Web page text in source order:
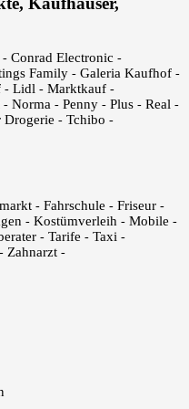
- Conrad Electronic -
Family - Galeria Kaufhof -
- Lidl - Marktkauf -
- Norma - Penny - Plus - Real -
Drogerie - Tchibo -
- Fahrschule - Friseur -
- Kostümverleih - Mobile -
- Tarife - Taxi -
- Zahnarzt -